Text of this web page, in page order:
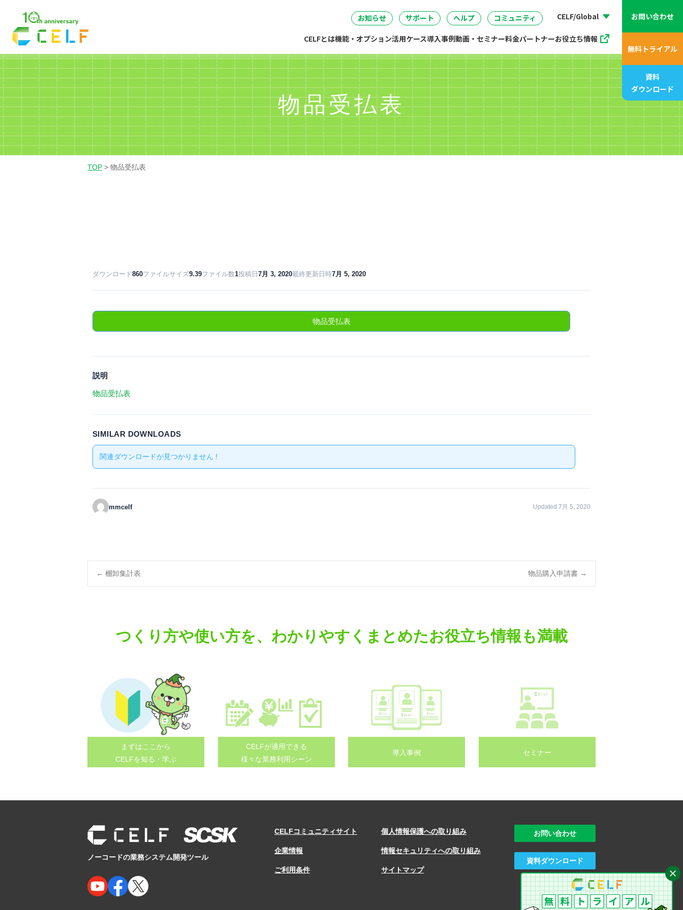
お知らせ サポート ヘルプ コミュニティ CELF/Global
CELFとは機能・オプション活用ケース
05開発・製造 06 経営管理 07企画・マーケティング
導入事例動画・セミナー
無料IT講座
料金パートナー
販売支援プログラム
お役立ち情報
お問い合わせ
無料トライアル
資料
ダウンロード
物品受払表
TOP > 物品受払表
ダウンロード860ファイルサイズ9.39ファイル数1投稿日 7月 3, 2020最終更新日時7月 5, 2020
物品受払表
説明
物品受払表
SIMILAR DOWNLOADS
関連ダウンロードが見つかりません !
mmcelf Updated 7月 5, 2020
Post
← 棚卸集計表 物品購入申請書 →
つくり方や使い方を、わかりやすくまとめたお役立ち情報も満載
まずはここから
CELFを知る・学ぶ
CELFが適用できる
様々な業務利用シーン
導入事例 セミナー
ノーコードの業務システム開発ツール
CELFコミュニティサイト
企業情報
ご利用条件
個人情報保護への取り組み
情報セキュリティへの取り組み
サイトマップ
お問い合わせ
資料ダウンロード